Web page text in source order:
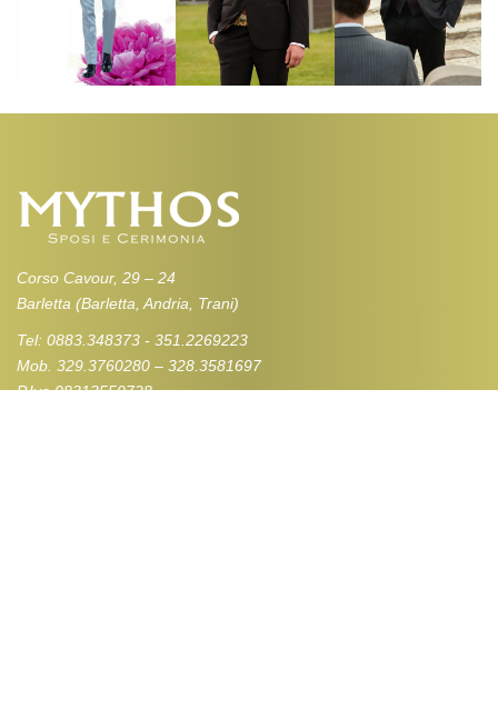
Corso Cavour, 29 – 24
Barletta (Barletta, Andria, Trani)
Tel: 0883.348373 - 351.2269223
Mob. 329.3760280 – 328.3581697
P.Iva 08313550728